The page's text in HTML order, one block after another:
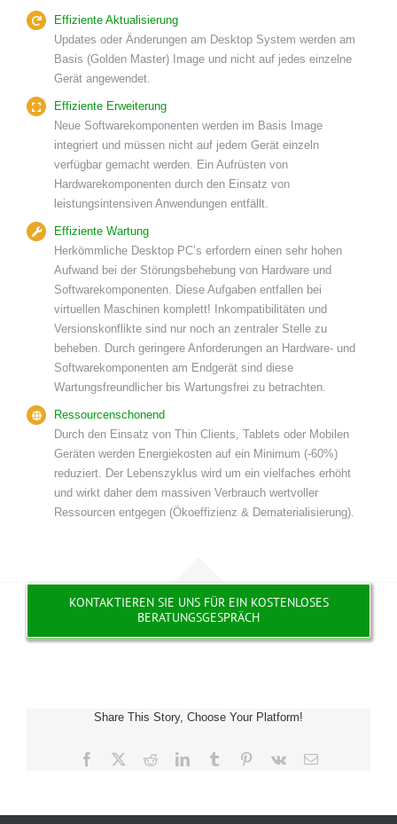
Effiziente Aktualisierung
Updates oder Änderungen am Desktop System werden am
Basis (Golden Master) Image und nicht auf jedes einzelne
Gerät angewendet.
Effiziente Erweiterung
Neue Softwarekomponenten werden im Basis Image
integriert und müssen nicht auf jedem Gerät einzeln
verfügbar gemacht werden. Ein Aufrüsten von
Hardwarekomponenten durch den Einsatz von
leistungsintensiven Anwendungen entfällt.
Effiziente Wartung
Herkömmliche Desktop PC’s erfordern einen sehr hohen
Aufwand bei der Störungsbehebung von Hardware und
Softwarekomponenten. Diese Aufgaben entfallen bei
virtuellen Maschinen komplett! Inkompatibilitäten und
Versionskonflikte sind nur noch an zentraler Stelle zu
beheben. Durch geringere Anforderungen an Hardware- und
Softwarekomponenten am Endgerät sind diese
Wartungsfreundlicher bis Wartungsfrei zu betrachten.
Ressourcenschonend
Durch den Einsatz von Thin Clients, Tablets oder Mobilen
Geräten werden Energiekosten auf ein Minimum (-60%)
reduziert. Der Lebenszyklus wird um ein vielfaches erhöht
und wirkt daher dem massiven Verbrauch wertvoller
Ressourcen entgegen (Ökoeffizienz & Dematerialisierung).
KONTAKTIEREN SIE UNS FÜR EIN KOSTENLOSES
BERATUNGSGESPRÄCH
Share This Story, Choose Your Platform!
Facebook RedditLinkedInTumblr Pinterest
Vk
E-